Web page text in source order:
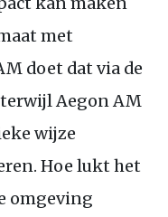
met
doet dat via de
AegonAM
wijze
Hoe lukt het
omgeving